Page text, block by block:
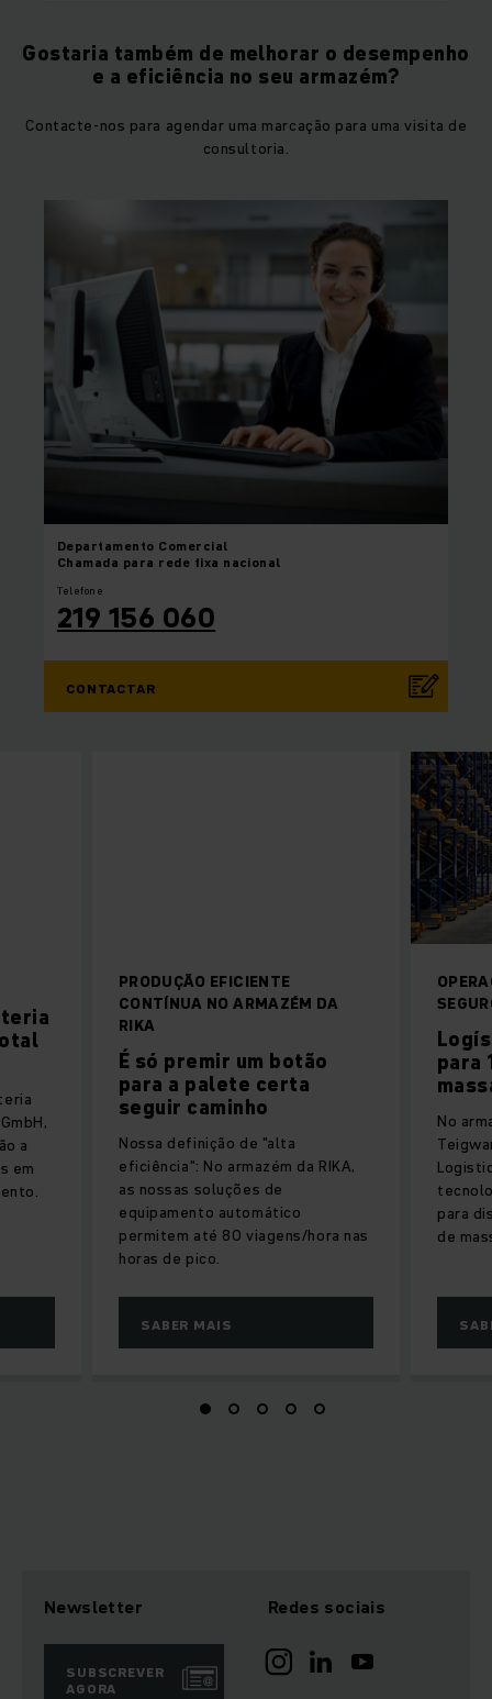
Gostaria também de melhorar o desempenho
e a eficiência no seu armazém?
Contacte-nos para agendar uma marcação para uma visita de
consultoria.
Departamento Comercial
Chamada para rede fixa nacional
Telefone
219 156 060
CONTACTAR
PRODUÇÃO EFICIENTE
CONTÍNUA NO ARMAZÉM DA
RIKA
É só premir um botão
para a palete certa
seguir caminho
Nossa definição de "alta
eficiência": No armazém da RIKA,
as nossas soluções de
equipamento automático
permitem até 80 viagens/hora nas
horas de pico.
SABER MAIS
para
No
para
de
a
em
Newsletter
SUBSCREVER
AGORA
Redes sociais